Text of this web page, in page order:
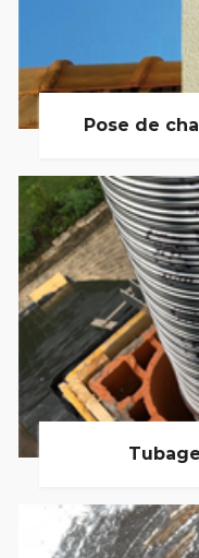
Pose de